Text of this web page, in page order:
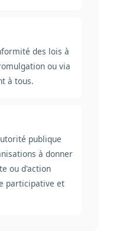
des lois à
ou via
à tous.
publique
à donner
ou d'action
participative et